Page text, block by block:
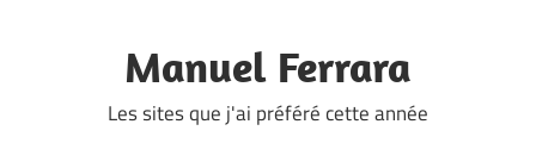
Manuel Ferrara
Les sites que j'ai préféré cette année